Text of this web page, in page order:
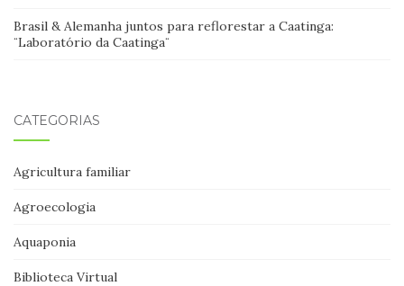
Brasil & Alemanha juntos para reflorestar a Caatinga:
¨Laboratório da Caatinga¨
CATEGORIAS
Agricultura familiar
Agroecologia
Aquaponia
Biblioteca Virtual